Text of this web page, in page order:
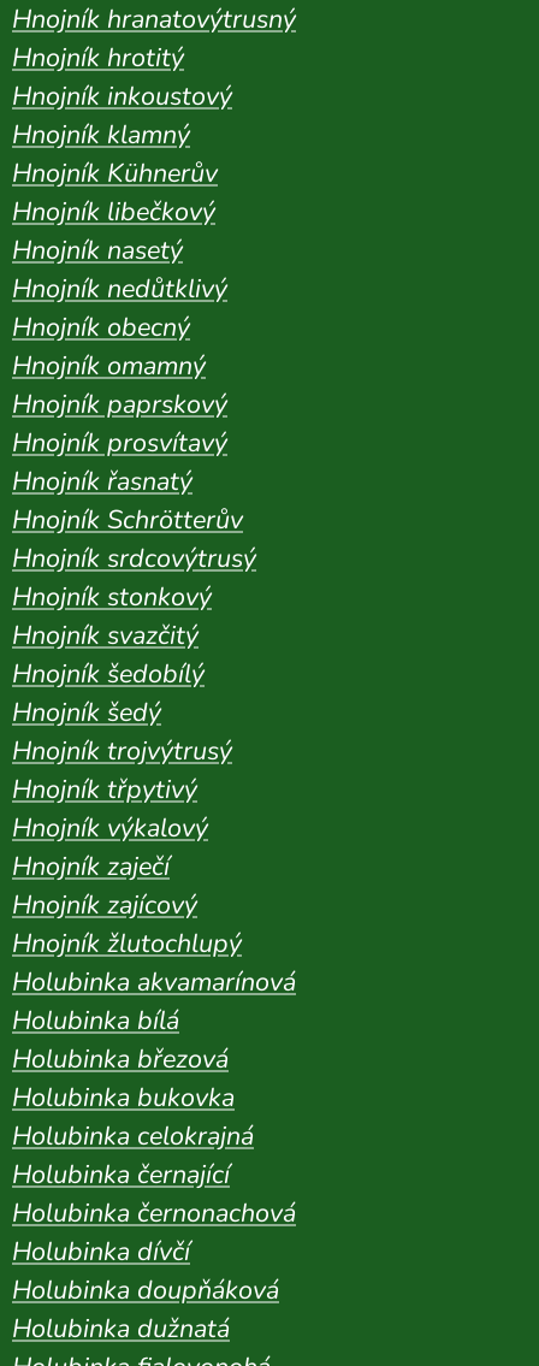
Hnojník hranatovýtrusný
Hnojník hrotitý
Hnojník inkoustový
Hnojník klamný
Hnojník Kühnerův
Hnojník libečkový
Hnojník nasetý
Hnojník nedůtklivý
Hnojník obecný
Hnojník omamný
Hnojník paprskový
Hnojník prosvítavý
Hnojník řasnatý
Hnojník Schrötterův
Hnojník srdcovýtrusý
Hnojník stonkový
Hnojník svazčitý
Hnojník šedobílý
Hnojník šedý
Hnojník trojvýtrusý
Hnojník třpytivý
Hnojník výkalový
Hnojník zaječí
Hnojník zajícový
Hnojník žlutochlupý
Holubinka akvamarínová
Holubinka bílá
Holubinka březová
Holubinka bukovka
Holubinka celokrajná
Holubinka černající
Holubinka černonachová
Holubinka dívčí
Holubinka doupňáková
Holubinka dužnatá